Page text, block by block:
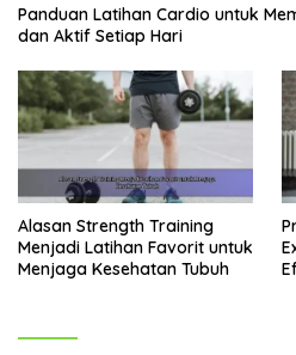
Panduan Latihan Cardio untuk
dan Aktif Setiap Hari
Alasan Strength Training
Menjadi Latihan Favorit untuk
Menjaga Kesehatan Tubuh